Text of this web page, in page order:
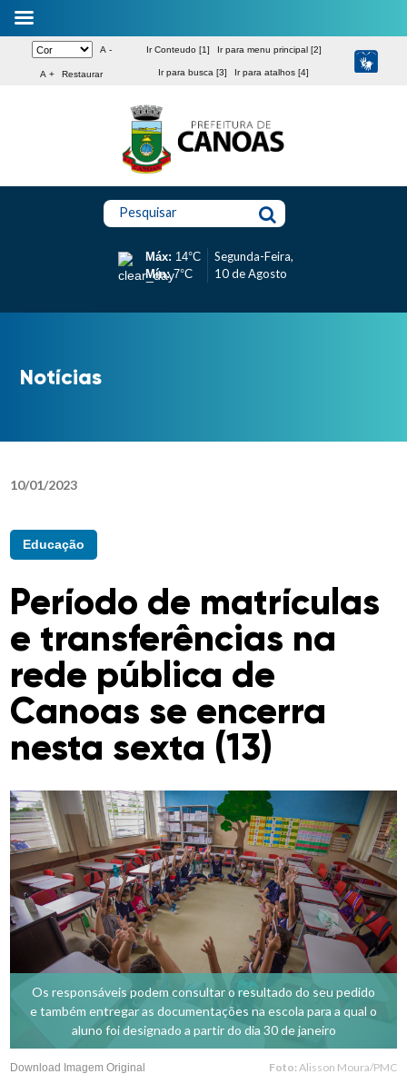
A -
A + Restaurar
Ir Conteudo [1] Ir para menu principal [2]
Ir para busca [3] Ir para atalhos [4]
Pesquisar
Máx: 14°C
Mín:7°C
Segunda-Feira,
10 de Agosto
Notícias
10/01/2023
Educação
Período de matrículas
e transferências na
rede pública de
Canoas se encerra
nesta sexta (13)
Os responsáveis podem consultar o resultado do seu pedido
e também entregar as documentações na escola para a qual o
aluno foi designado a partir do dia 30 de janeiro
Download Imagem Original Foto: Alisson Moura/PMC